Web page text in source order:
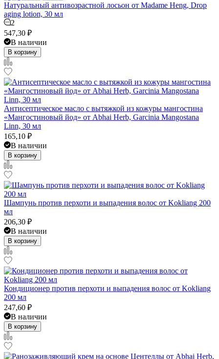
Натуральный антивозрастной лосьон от Madame Heng, Drop
aging lotion, 30 мл
2
547,30 ₽
В наличии
В корзину
Антисептическое масло с вытяжкой из кожуры мангостина
«Мангостиновый йод» от Abhai Herb, Garcinia Mangostana
Linn, 30 мл
165,10 ₽
В наличии
В корзину
Шампунь против перхоти и выпадения волос от Kokliang 200
мл
206,30 ₽
В наличии
В корзину
Кондиционер против перхоти и выпадения волос от Kokliang
200 мл
247,60 ₽
В наличии
В корзину